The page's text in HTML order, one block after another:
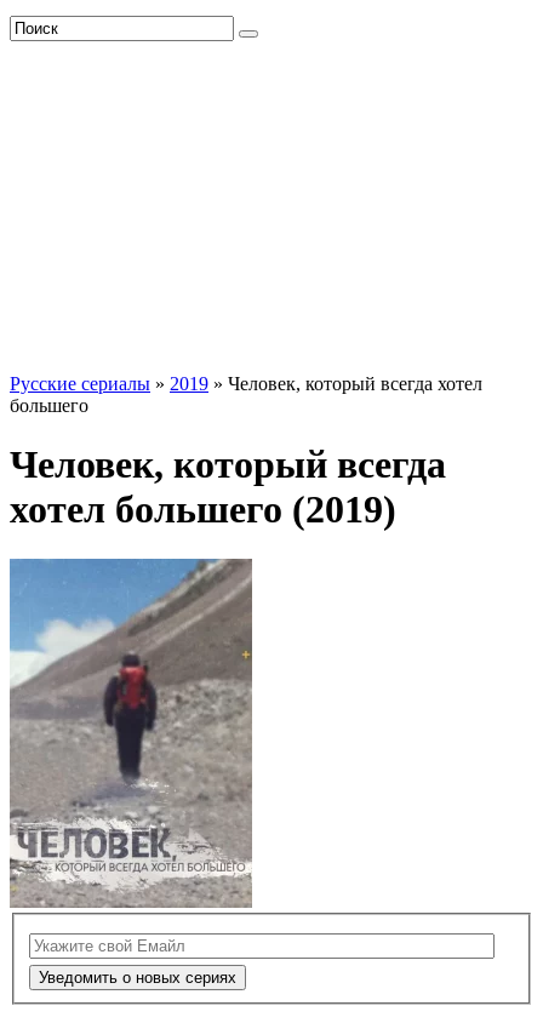
Русские сериалы » 2019 » Человек, который всегда хотел
большего
Человек, который всегда
хотел большего (2019)
Уведомить о новых сериях